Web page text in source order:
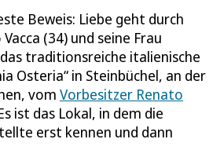
Beweis: Liebe geht durch
(34) und seine Frau
traditionsreiche italienische
Osteria“ in Steinbüchel, an der
vom Vorbesitzer Renato
ist das Lokal, in dem die
erst kennen und dann